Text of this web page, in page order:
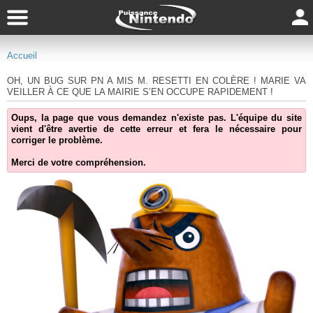
Accueil
OH, UN BUG SUR PN A MIS M. RESETTI EN COLÈRE ! MARIE VA
VEILLER À CE QUE LA MAIRIE S’EN OCCUPE RAPIDEMENT !
Oups, la page que vous demandez n'existe pas. L'équipe du site
vient d'être avertie de cette erreur et fera le nécessaire pour
corriger le problème.
Merci de votre compréhension.